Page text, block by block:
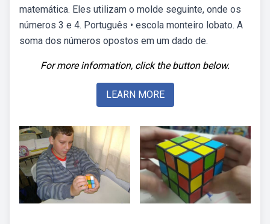
matemática. Eles utilizam o molde seguinte, onde os
números 3 e 4. Português • escola monteiro lobato. A
soma dos números opostos em um dado de.
For more information, click the button below.
LEARN MORE